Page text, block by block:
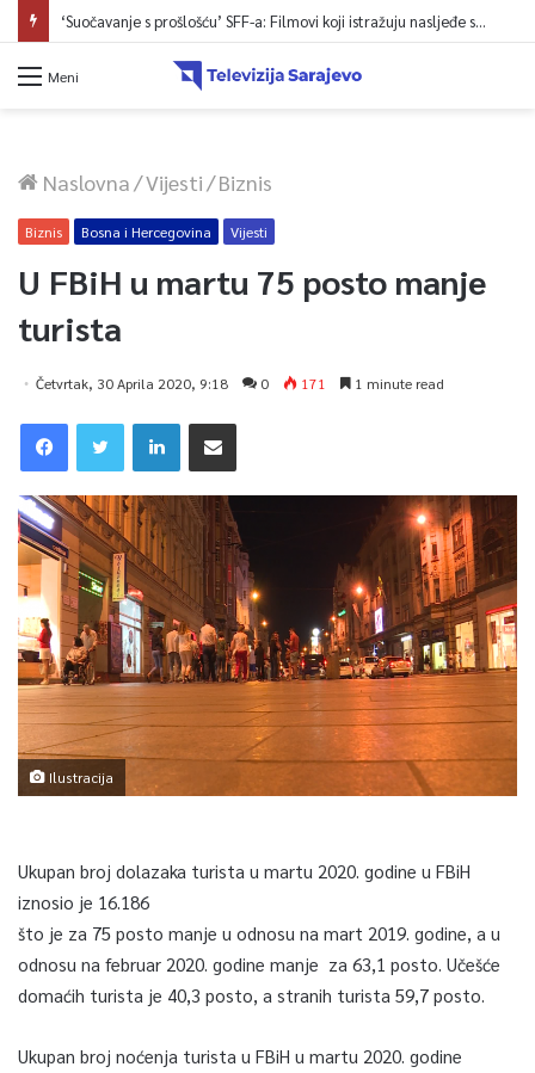
‘Suočavanje s prošlošću’ SFF-a: Filmovi koji istražuju nasljeđe sukoba i mogućnosti otpora
Meni
Naslovna/Vijesti/Biznis
Biznis Bosna i Hercegovina Vijesti
U FBiH u martu 75 posto manje
turista
Četvrtak, 30 Aprila 2020, 9:18 0 171 1 minute read
Ilustracija
Ukupan broj dolazaka turista u martu 2020. godine u FBiH
iznosio je 16.186
što je za 75 posto manje u odnosu na mart 2019. godine, a u
odnosu na februar 2020. godine manje za 63,1 posto. Učešće
domaćih turista je 40,3 posto, a stranih turista 59,7 posto.
Ukupan broj noćenja turista u FBiH u martu 2020. godine